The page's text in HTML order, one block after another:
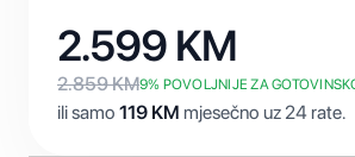
2.599 KM
2.859KM9% POVOLJNIJE ZA
ili samo 119 KM mjesečno uz 24 rate.